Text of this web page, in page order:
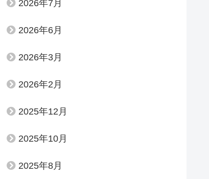
2026年7月
2026年6月
2026年3月
2026年2月
2025年12月
2025年10月
2025年8月